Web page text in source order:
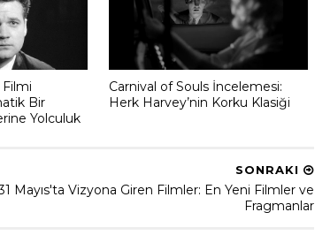
Filmi
Bir
Yolculuk
Carnival of Souls İncelemesi:
Herk Harvey’nin Korku Klasiği
SONRAKI
Mayıs'ta Vizyona Giren Filmler: En Yeni Filmler ve
Fragmanlar